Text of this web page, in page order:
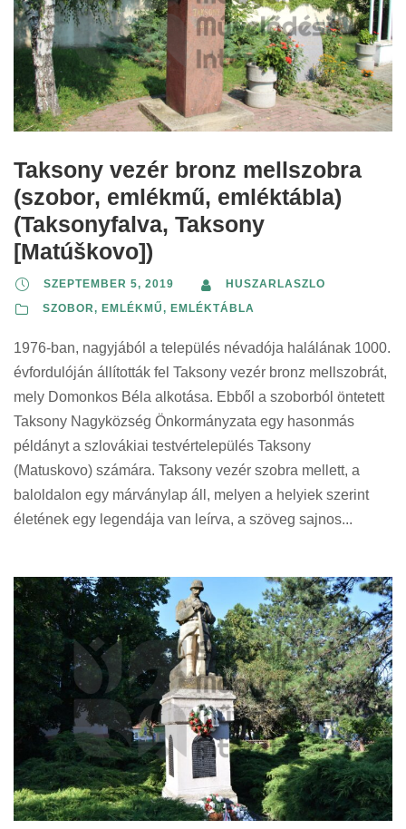
r
i
n
t
:
i
n
t
:
s
z
e
r
i
t
s
z
e
r
i
s
s
z
e
r
n
t
z
r
n
t
:
Taksony vezér bronz mellszobra
(szobor, emlékmű, emléktábla)
(Taksonyfalva, Taksony
[Matúškovo])
SZEPTEMBER 5, 2019
HUSZARLASZLO
SZOBOR, EMLÉKMŰ, EMLÉKTÁBLA
1976-ban, nagyjából a település névadója halálának 1000.
évfordulóján állították fel Taksony vezér bronz mellszobrát,
mely Domonkos Béla alkotása. Ebből a szoborból öntetett
Taksony Nagyközség Önkormányzata egy hasonmás
példányt a szlovákiai testvértelepülés Taksony
(Matuskovo) számára. Taksony vezér szobra mellett, a
baloldalon egy márványlap áll, melyen a helyiek szerint
életének egy legendája van leírva, a szöveg sajnos...